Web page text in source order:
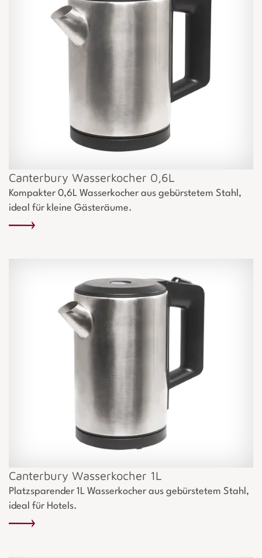
Canterbury Wasserkocher 0,6L
Kompakter 0,6L Wasserkocher aus gebürstetem Stahl,
ideal für kleine Gästeräume.
Canterbury Wasserkocher 1L
Platzsparender 1L Wasserkocher aus gebürstetem Stahl,
ideal für Hotels.